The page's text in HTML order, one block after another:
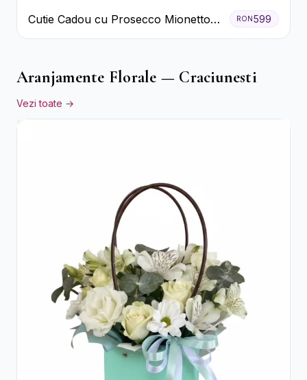
Cutie Cadou cu Prosecco Mionetto
Ferrero Rocher și Flori Pastelate
RON 599
Aranjamente Florale — Craciunesti
Vezi toate →